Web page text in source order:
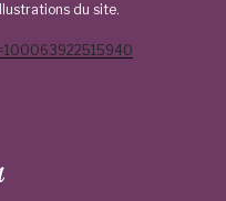
du site.